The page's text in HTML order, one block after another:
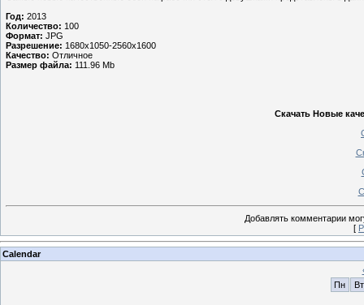
Год: 2013
Количество: 100
Формат: JPG
Разрешение: 1680х1050-2560х1600
Качество: Отличное
Размер файла: 111.96 Mb
Скачать Новые
Добавлять комментарии
[
Calendar
Пн
Вт